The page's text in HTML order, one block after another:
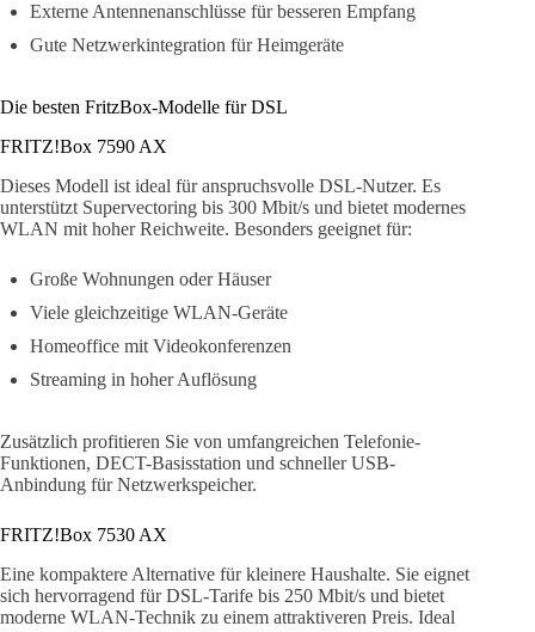
Externe Antennenanschlüsse für besseren Empfang
Gute Netzwerkintegration für Heimgeräte
Die besten FritzBox-Modelle für DSL
FRITZ!Box 7590 AX
Dieses Modell ist ideal für anspruchsvolle DSL-Nutzer. Es
unterstützt Supervectoring bis 300 Mbit/s und bietet modernes
WLAN mit hoher Reichweite. Besonders geeignet für:
Große Wohnungen oder Häuser
Viele gleichzeitige WLAN-Geräte
Homeoffice mit Videokonferenzen
Streaming in hoher Auflösung
Zusätzlich profitieren Sie von umfangreichen Telefonie-
Funktionen, DECT-Basisstation und schneller USB-
Anbindung für Netzwerkspeicher.
FRITZ!Box 7530 AX
Eine kompaktere Alternative für kleinere Haushalte. Sie eignet
sich hervorragend für DSL-Tarife bis 250 Mbit/s und bietet
moderne WLAN-Technik zu einem attraktiveren Preis. Ideal